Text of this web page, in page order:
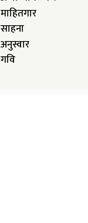
माहितगार
साहना
अनुस्वार
गवि